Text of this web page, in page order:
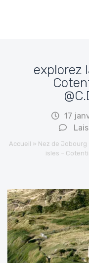
explorez
17
Accueil » Nez de Jobourg
isles –